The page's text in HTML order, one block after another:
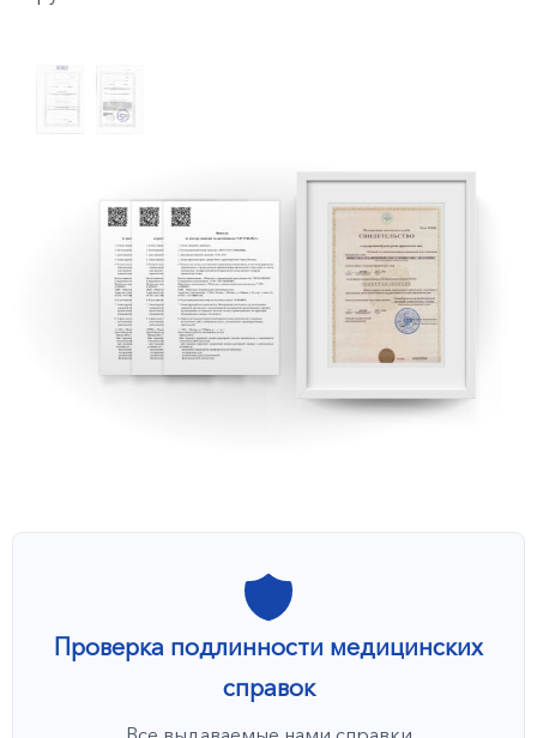
Проверка подлинности медицинских
справок